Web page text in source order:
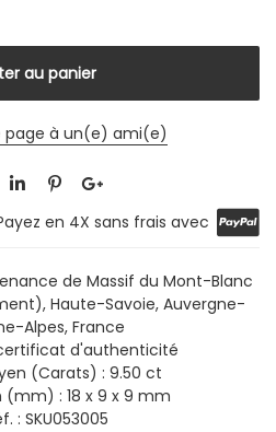
page à un(e) ami(e)
en 4X sans frais avec
de Massif du Mont-Blanc
Haute-Savoie, Auvergne-
Alpes, France
d'authenticité
(Carats) : 9.50 ct
(mm) : 18 x 9 x 9 mm
: SKU053005